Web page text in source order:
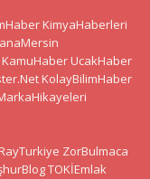
KimyaHaberleri
KamuHaber UcakHaber
KolayBilimHaber
RayTurkiye ZorBulmaca
TOKİEmlak